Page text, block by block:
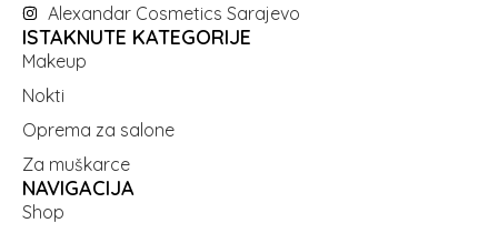
Alexandar Cosmetics Sarajevo
ISTAKNUTE KATEGORIJE
Makeup
Nokti
Oprema za salone
Za muškarce
NAVIGACIJA
Shop